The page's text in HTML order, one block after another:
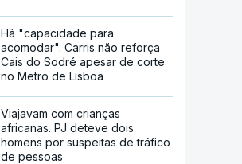
Há "capacidade para
acomodar". Carris não reforça
Cais do Sodré apesar de corte
no Metro de Lisboa
Viajavam com crianças
africanas. PJ deteve dois
homens por suspeitas de tráfico
de pessoas